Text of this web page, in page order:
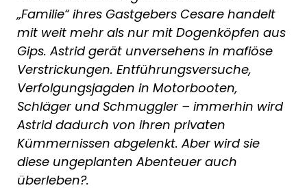
„Familie“ ihres Gastgebers Cesare handelt
mit weit mehr als nur mit Dogenköpfen aus
Gips. Astrid gerät unversehens in mafiöse
Verstrickungen. Entführungsversuche,
Verfolgungsjagden in Motorbooten,
Schläger und Schmuggler – immerhin wird
Astrid dadurch von ihren privaten
Kümmernissen abgelenkt. Aber wird sie
diese ungeplanten Abenteuer auch
überleben?.